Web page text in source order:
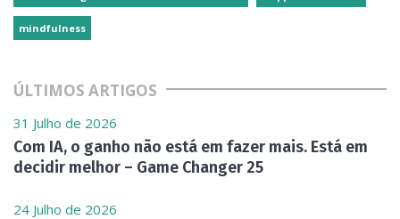
mindfulness
ÚLTIMOS ARTIGOS
31 Julho de 2026
Com IA, o ganho não está em fazer mais. Está em
decidir melhor – Game Changer 25
24 Julho de 2026